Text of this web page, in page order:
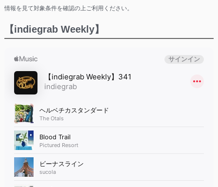
情報を見て対象条件を確認の上ご利用ください。
【indiegrab Weekly】